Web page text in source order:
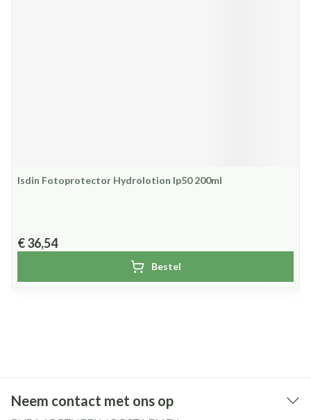
Isdin Fotoprotector Hydrolotion Ip50 200ml
€ 36,54
Bestel
Neem contact met ons op